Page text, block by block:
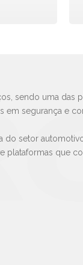
sendo uma das
em segurança e
do setor
plataformas que